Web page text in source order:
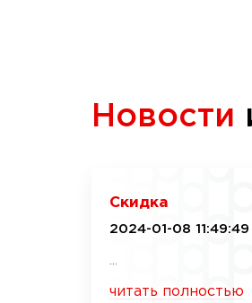
Новости
Скидка
2024-01-08 11:49:49
читать полностью